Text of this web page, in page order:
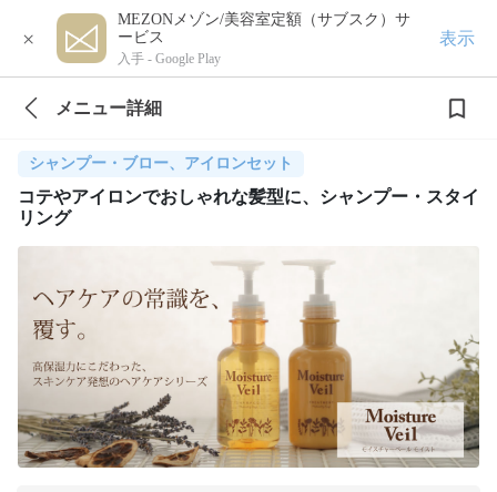
×
MEZONメゾン/美容室定額（サブスク）サ
ービス
入手 - Google Play
表示
メニュー詳細
シャンプー・ブロー、アイロンセット
コテやアイロンでおしゃれな髪型に、シャンプー・スタイ
リング